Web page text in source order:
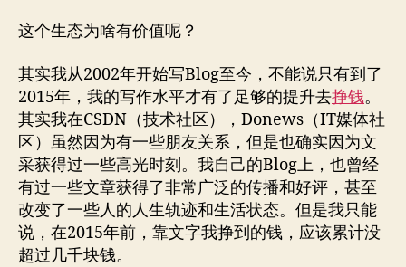
这个生态为啥有价值呢？
其实我从2002年开始写Blog至今，不能说只有到了
2015年，我的写作水平才有了足够的提升去挣钱。
其实我在CSDN（技术社区），Donews（IT媒体社
区）虽然因为有一些朋友关系，但是也确实因为文
采获得过一些高光时刻。我自己的Blog上，也曾经
有过一些文章获得了非常广泛的传播和好评，甚至
改变了一些人的人生轨迹和生活状态。但是我只能
说，在2015年前，靠文字我挣到的钱，应该累计没
超过几千块钱。